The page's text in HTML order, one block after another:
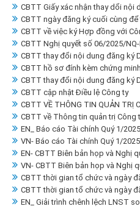
CBTT Giấy xác nhận thay dổi nội
CBTT ngày đăng ký cuối cùng
CBTT về việc ký Hợp đồng với
CBTT Nghị quyết số 06/2025/
CBTT thay đổi nội dung đăng ký
CBTT hồ sơ đính kèm chứng
CBTT thay đổi nội dung đăng ký
CBTT cập nhật Điều lệ Công ty
CBTT VỀ THÔNG TIN QUẢN TRỊ
CBTT về Thông tin quản trị Công
EN_ Báo cáo Tài chính Quý 1/
VN- Báo cáo Tài chính Quý 1/
EN- CBTT Biên bản họp và Nghị
VN- CBTT Biên bản họp và Nghị
CBTT thời gian tổ chức và ngày
CBTT thời gian tổ chức và ngày
EN_ Giải trình chênh lệch LNST